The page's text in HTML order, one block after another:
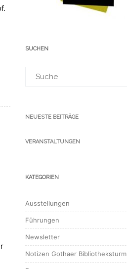
SUCHEN
für:
NEUESTE BEITRÄGE
VERANSTALTUNGEN
KATEGORIEN
Ausstellungen
Führungen
Newsletter
Notizen Gothaer Bibliotheksturm